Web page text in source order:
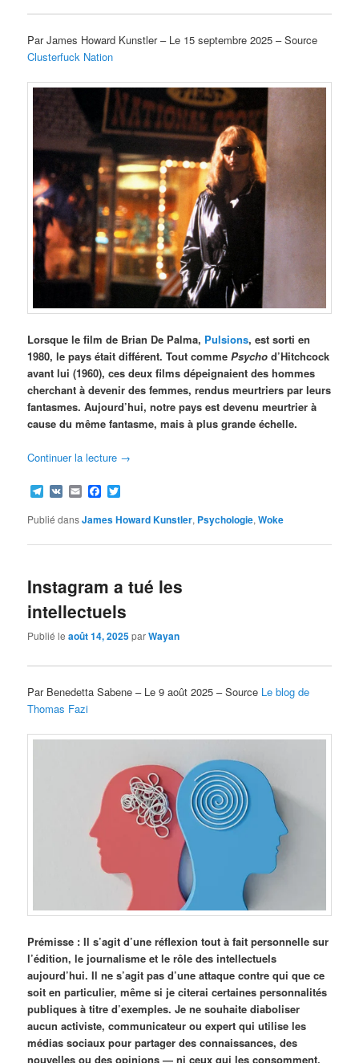
Par James Howard Kunstler – Le 15 septembre 2025 – Source
Clusterfuck Nation
Lorsque le film de Brian De Palma, Pulsions, est sorti en
1980, le pays était différent. Tout commePsycho d’Hitchcock
avant lui (1960), ces deux films dépeignaient des hommes
cherchant à devenir des femmes, rendus meurtriers par leurs
fantasmes. Aujourd’hui, notre pays est devenu meurtrier à
cause du même fantasme, mais à plus grande échelle.
Continuer la lecture →
Telegram
VK EmailFacebook
Publié dansJames Howard Kunstler, Psychologie,Woke
Instagram a tué les
intellectuels
Publié leaoût 14, 2025parWayan
Par Benedetta Sabene – Le 9 août 2025 – Source Le blog de
Thomas Fazi
Prémisse : Il s’agit d’une réflexion tout à fait personnelle sur
l’édition, le journalisme et le rôle des intellectuels
aujourd’hui. Il ne s’agit pas d’une attaque contre qui que ce
soit en particulier, même si je citerai certaines personnalités
publiques à titre d’exemples. Je ne souhaite diaboliser
aucun activiste, communicateur ou expert qui utilise les
médias sociaux pour partager des connaissances, des
nouvelles ou des opinions — ni ceux qui les consomment.